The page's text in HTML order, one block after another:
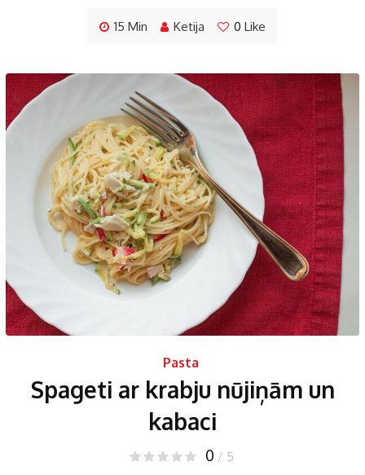
15 Min Ketija 0 Like
Pasta
Spageti ar krabju nūjiņām un
kabaci
0 / 5